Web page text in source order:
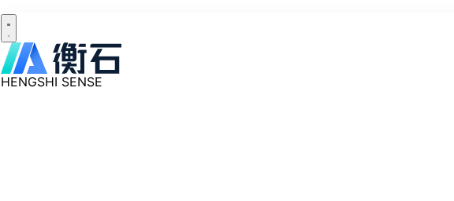
HENGSHI SENSE